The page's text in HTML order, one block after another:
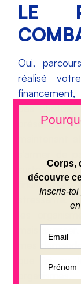
LE
Oui,
réalisé
des photos,
présence
maintenant
surtout
financement
stressante.
les